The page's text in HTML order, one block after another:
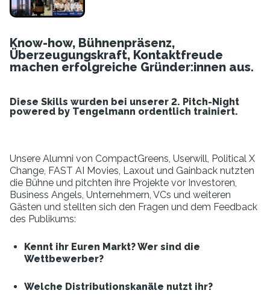
Know-how, Bühnenpräsenz,
Überzeugungskraft, Kontaktfreude
machen erfolgreiche Gründer:innen aus.
Diese Skills wurden bei unserer 2. Pitch-Night
powered by Tengelmann ordentlich trainiert.
Unsere Alumni von CompactGreens Userwill , Political X
Change, FAST AI Movies, Laxout und Gainback nutzten
die Bühne und pitchten ihre Projekte vor Investoren,
Business Angels, Unternehmern, VCs und weiteren
Gästen und stellten sich den Fragen und dem Feedback
des Publikums:
Kennt ihr Euren Markt? Wer sind die
Wettbewerber?
Welche Distributionskanäle nutzt ihr?